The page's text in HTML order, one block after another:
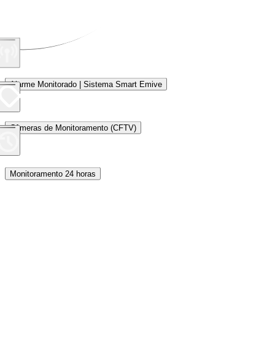
Alarme Monitorado | Sistema Smart Emive
Câmeras de Monitoramento (CFTV)
Monitoramento 24 horas